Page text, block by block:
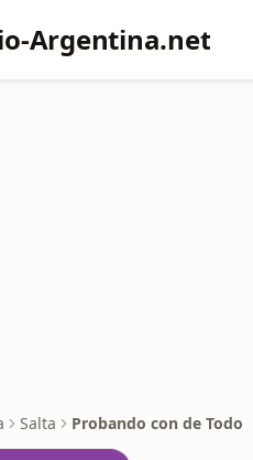
Argentina.net
Salta Probando con de Todo